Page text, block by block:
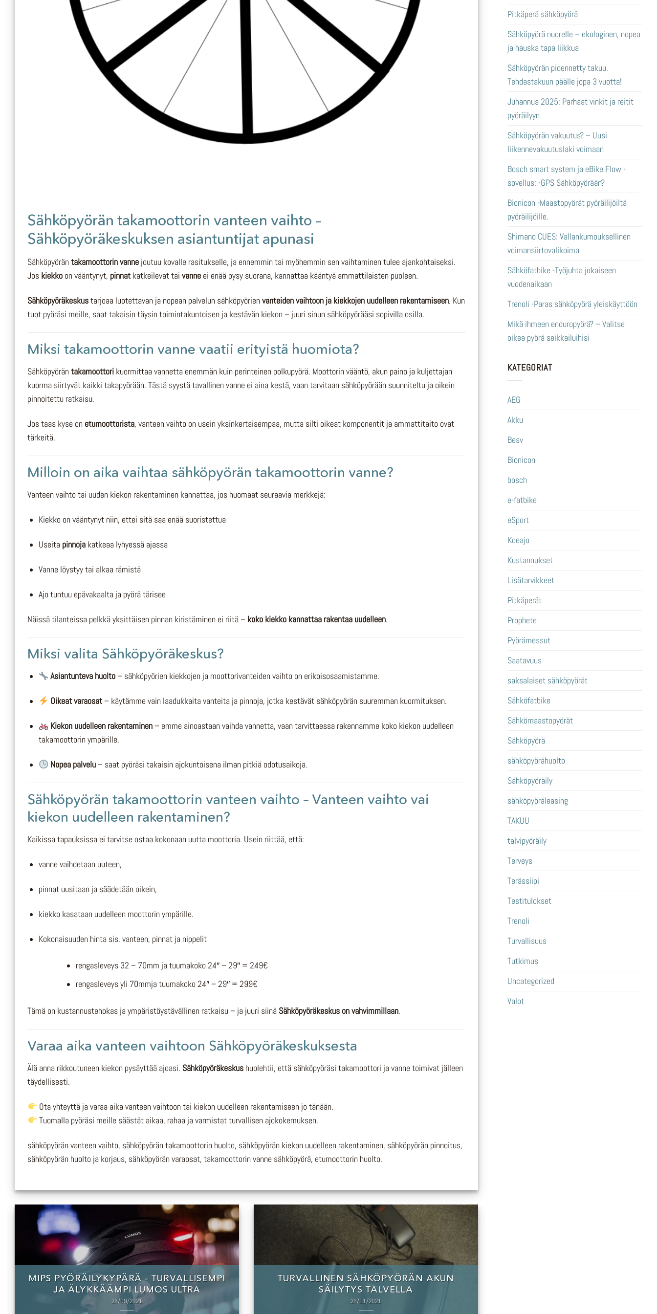
Sähköpyörän takamoottorin vanteen vaihto –
Sähköpyöräkeskuksen asiantuntijat apunasi
Sähköpyöräntakamoottorin vanne joutuu kovalle rasitukselle, ja ennemmin tai myöhemmin sen vaihtaminen tulee ajankohtaiseksi.
Jos kiekko on vääntynyt, pinnat katkeilevat taivanne ei enää pysy suorana, kannattaa kääntyä ammattilaisten puoleen.
Sähköpyöräkeskustarjoaa luotettavan ja nopean palvelun sähköpyörienvanteiden vaihtoon ja kiekkojen uudelleen rakentamiseen. Kun
tuot pyöräsi meille, saat takaisin täysin toimintakuntoisen ja kestävän kiekon – juuri sinun sähköpyörääsi sopivilla osilla.
Miksi takamoottorin vanne vaatii erityistä huomiota?
Sähköpyöräntakamoottori kuormittaa vannetta enemmän kuin perinteinen polkupyörä. Moottorin vääntö, akun paino ja kuljettajan
kuorma siirtyvät kaikki takapyörään. Tästä syystä tavallinen vanne ei aina kestä, vaan tarvitaan sähköpyörään suunniteltu ja oikein
pinnoitettu ratkaisu.
Jos taas kyse on etumoottorista, vanteen vaihto on usein yksinkertaisempaa, mutta silti oikeat komponentit ja ammattitaito ovat
tärkeitä.
Milloin on aika vaihtaa sähköpyörän takamoottorin vanne?
Vanteen vaihto tai uuden kiekon rakentaminen kannattaa, jos huomaat seuraavia merkkejä:
Kiekko on vääntynyt niin, ettei sitä saa enää suoristettua
Useita pinnoja katkeaa lyhyessä ajassa
Vanne löystyy tai alkaa rämistä
Ajo tuntuu epävakaalta ja pyörä tärisee
Näissä tilanteissa pelkkä yksittäisen pinnan kiristäminen ei riitä – koko kiekko kannattaa rakentaa uudelleen.
Miksi valita Sähköpyöräkeskus?
Asiantunteva huolto – sähköpyörien kiekkojen ja moottorivanteiden vaihto on erikoisosaamistamme.
Oikeat varaosat – käytämme vain laadukkaita vanteita ja pinnoja, jotka kestävät sähköpyörän suuremman kuormituksen.
Kiekon uudelleen rakentaminen – emme ainoastaan vaihda vannetta, vaan tarvittaessa rakennamme koko kiekon uudelleen
takamoottorin ympärille.
Nopea palvelu – saat pyöräsi takaisin ajokuntoisena ilman pitkiä odotusaikoja.
Sähköpyörän takamoottorin vanteen vaihto – Vanteen vaihto vai
kiekon uudelleen rakentaminen?
Kaikissa tapauksissa ei tarvitse ostaa kokonaan uutta moottoria. Usein riittää, että:
vanne vaihdetaan uuteen,
pinnat uusitaan ja säädetään oikein,
kiekko kasataan uudelleen moottorin ympärille.
Kokonaisuuden hinta sis. vanteen, pinnat ja nippelit
rengasleveys 32 – 70mm ja tuumakoko 24″ – 29″ = 249€
rengasleveys yli 70mmja tuumakoko 24″ – 29″ = 299€
Tämä on kustannustehokas ja ympäristöystävällinen ratkaisu – ja juuri siinä Sähköpyöräkeskus on vahvimmillaan.
Varaa aika vanteen vaihtoon Sähköpyöräkeskuksesta
Älä anna rikkoutuneen kiekon pysäyttää ajoasi. Sähköpyöräkeskus huolehtii, että sähköpyöräsi takamoottori ja vanne toimivat jälleen
täydellisesti.
Ota yhteyttä ja varaa aika vanteen vaihtoon tai kiekon uudelleen rakentamiseen jo tänään.
Tuomalla pyöräsi meille säästät aikaa, rahaa ja varmistat turvallisen ajokokemuksen.
sähköpyörän vanteen vaihto, sähköpyörän takamoottorin huolto, sähköpyörän kiekon uudelleen rakentaminen, sähköpyörän pinnoitus,
sähköpyörän huolto ja korjaus, sähköpyörän varaosat, takamoottorin vanne sähköpyörä, etumoottorin huolto.
MIPS PYÖRÄILYKYPÄRÄ – TURVALLISEMPI
JA ÄLYKKÄÄMPI LUMOS ULTRA
28/09/2021
TURVALLINEN SÄHKÖPYÖRÄN AKUN
SÄILYTYS TALVELLA
26/11/2021
Pitkäperä sähköpyörä
Sähköpyörä nuorelle – ekologinen, nopea
ja hauska tapa liikkua
Sähköpyörän pidennetty takuu.
Tehdastakuun päälle jopa 3 vuotta!
Juhannus 2025: Parhaat vinkit ja reitit
pyöräilyyn
Sähköpyörän vakuutus? – Uusi
liikennevakuutuslaki voimaan
Bosch smart system ja eBike Flow -
sovellus: -GPS Sähköpyörään?
Bionicon -Maastopyörät pyöräilijöiltä
pyöräilijöille.
Shimano CUES: Vallankumouksellinen
voimansiirtovalikoima
Sähköfatbike -Työjuhta jokaiseen
vuodenaikaan
Trenoli -Paras sähköpyörä yleiskäyttöön
Mikä ihmeen enduropyörä? – Valitse
oikea pyörä seikkailuihisi
KATEGORIAT
AEG
Akku
Besv
Bionicon
bosch
e-fatbike
eSport
Koeajo
Kustannukset
Lisätarvikkeet
Pitkäperät
Prophete
Pyörämessut
Saatavuus
saksalaiset sähköpyörät
Sähköfatbike
Sähkömaastopyörät
Sähköpyörä
sähköpyörähuolto
Sähköpyöräily
sähköpyöräleasing
TAKUU
talvipyöräily
Terveys
Terässiipi
Testitulokset
Trenoli
Turvallisuus
Tutkimus
Uncategorized
Valot